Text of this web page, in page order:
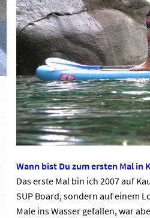
Wann bist Du zum ersten Mal in
Das erste Mal bin ich 2007 auf
SUP Board, sondern auf einem
Male ins Wasser gefallen, war